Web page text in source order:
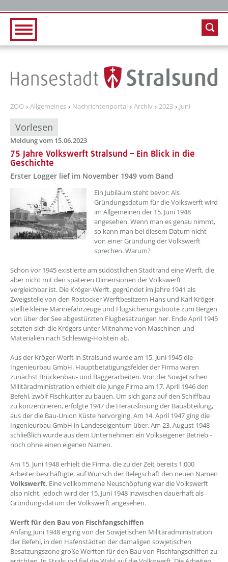
ZOO Allgemeines Nachrichtenportal Archiv 2023 Juni
Vorlesen
Meldung vom 15.06.2023
75 Jahre Volkswerft Stralsund – Ein Blick in die
Geschichte
Erster Logger lief im November 1949 vom Band
??? absaetzeOben[1]/titel ???
Ein Jubiläum steht bevor: Als
Gründungsdatum für die Volkswerft wird
im Allgemeinen der 15. Juni 1948
angesehen. Wenn man es genau nimmt,
so kann man bei diesem Datum nicht
von einer Gründung der Volkswerft
sprechen. Warum?
Schon vor 1945 existierte am südöstlichen Stadtrand eine Werft, die
aber nicht mit den späteren Dimensionen der Volkswerft
vergleichbar ist. Die Kröger-Werft, gegründet im Jahre 1941 als
Zweigstelle von den Rostocker Werftbesitzern Hans und Karl Kröger,
stellte kleine Marinefahrzeuge und Flugsicherungsboote zum Bergen
von über der See abgestürzten Flugbesatzungen her. Ende April 1945
setzten sich die Krögers unter Mitnahme von Maschinen und
Materialien nach Schleswig-Holstein ab.
Aus der Kröger-Werft in Stralsund wurde am 15. Juni 1945 die
Ingenieurbau GmbH. Hauptbetätigungsfelder der Firma waren
zunächst Brückenbau- und Baggerarbeiten. Von der Sowjetischen
Militäradministration erhielt die junge Firma am 17. April 1946 den
Befehl, zwölf Fischkutter zu bauen. Um sich ganz auf den Schiffbau
zu konzentrieren, erfolgte 1947 die Herauslösung der Bauabteilung,
aus der die Bau-Union Küste hervorging. Am 14. April 1947 ging die
Ingenieurbau GmbH in Landeseigentum über. Am 23. August 1948
schließlich wurde aus dem Unternehmen ein Volkseigener Betrieb -
noch ohne einen eigenen Namen.
Am 15. Juni 1948 erhielt die Firma, die zu der Zeit bereits 1.000
Arbeiter beschäftigte, auf Wunsch der Belegschaft den neuen Namen
Volkswerft. Eine vollkommene Neuschöpfung war die Volkswerft
also nicht, jedoch wird der 15. Juni 1948 inzwischen dauerhaft als
Gründungsdatum der Volkswerft angesehen.
Werft für den Bau von Fischfangschiffen
Anfang Juni 1948 erging von der Sowjetischen Militäradministration
der Befehl, in den Hafenstädten der damaligen sowjetischen
Besatzungszone große Werften für den Bau von Fischfangschiffen zu